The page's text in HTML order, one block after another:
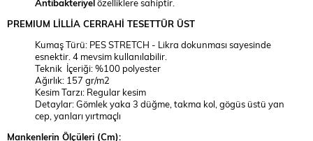
Antibakteriyelözelliklere sahiptir.
PREMIUM LİLLİA CERRAHİ TESETTÜR ÜST
Kumaş Türü: PES STRETCH - Likra dokunması sayesinde
esnektir. 4 mevsim kullanılabilir.
Teknik İçeriği: %100 polyester
Ağırlık: 157 gr/m2
Kesim Tarzı: Regular kesim
Detaylar: Gömlek yaka 3 düğme, takma kol, gögüs üstü yan
cep, yanları yırtmaçlı
Mankenlerin Ölçüleri (Cm):